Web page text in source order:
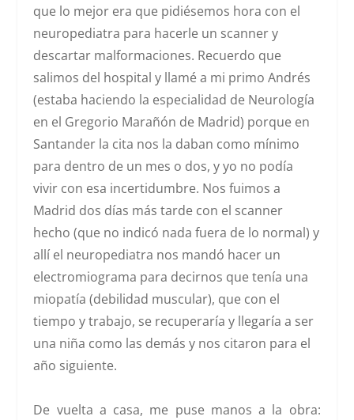
que lo mejor era que pidiésemos hora con el
neuropediatra para hacerle un scanner y
descartar malformaciones. Recuerdo que
salimos del hospital y llamé a mi primo Andrés
(estaba haciendo la especialidad de Neurología
en el Gregorio Marañón de Madrid) porque en
Santander la cita nos la daban como mínimo
para dentro de un mes o dos, y yo no podía
vivir con esa incertidumbre. Nos fuimos a
Madrid dos días más tarde con el scanner
hecho (que no indicó nada fuera de lo normal) y
allí el neuropediatra nos mandó hacer un
electromiograma para decirnos que tenía una
miopatía (debilidad muscular), que con el
tiempo y trabajo, se recuperaría y llegaría a ser
una niña como las demás y nos citaron para el
año siguiente.
De vuelta a casa, me puse manos a la obra: